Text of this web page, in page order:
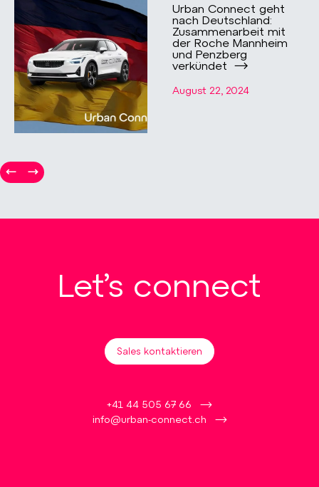
Urban Connect geht
nach Deutschland:
Zusammenarbeit mit
der ​​Roche Mannheim
und Penzberg
verkündet
August 22, 2024
Let’s connect
Sales kontaktieren
+41 44 505 67 66
info@urban-connect.ch